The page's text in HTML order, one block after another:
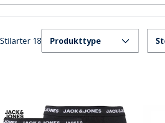
Stilarter 18 Produkttype